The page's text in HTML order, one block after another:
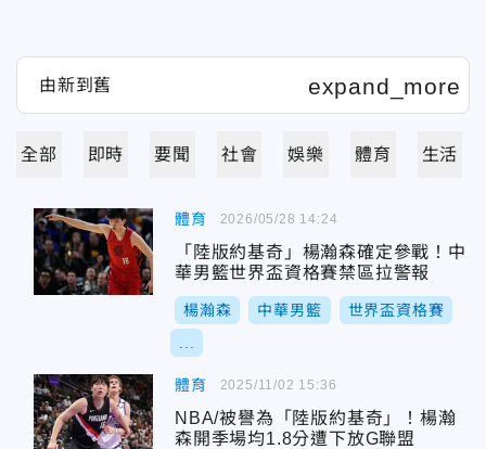
全部 即時 要聞 社會 娛樂 體育 生活
體育
「陸版約基奇」楊瀚森確定參戰！中
華男籃世界盃資格賽禁區拉警報
楊瀚森 中華男籃 世界盃資格賽
2026/05/28 14:24
體育
NBA/被譽為「陸版約基奇」！楊瀚
森開季場均1.8分遭下放G聯盟
2025/11/02 15:36